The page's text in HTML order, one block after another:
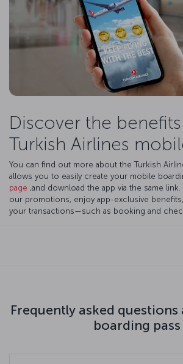
Discover the
Turkish Airlines
You can find out more about the Turkish
allows you to easily create your mobile
page ,and download the app via the same link.
our promotions, enjoy app-exclusive
your transactions—such as booking and
Frequently asked
boarding pass